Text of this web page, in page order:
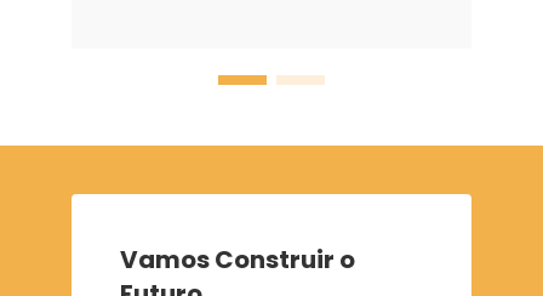
Vamos Construir o